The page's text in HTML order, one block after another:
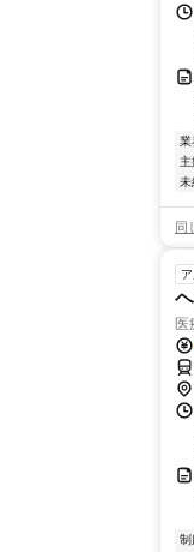
業
未
同
制